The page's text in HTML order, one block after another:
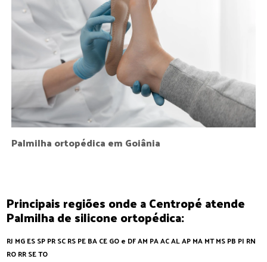
Palmilha ortopédica em Goiânia
Principais regiões onde a Centropé atende
Palmilha de silicone ortopédica:
RJ MGESSPPRSCRSPEBACEGO e DFAM PAACALAPMAMTMSPB PI RN
RORRSETO